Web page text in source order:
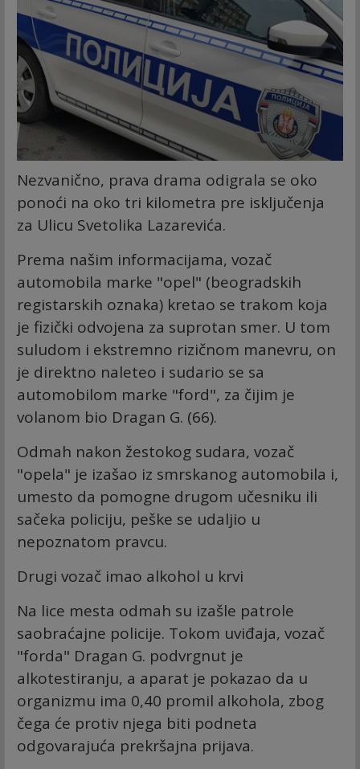
Nezvanično, prava drama odigrala se oko
ponoći na oko tri kilometra pre isključenja
za Ulicu Svetolika Lazarevića.
Prema našim informacijama, vozač
automobila marke "opel" (beogradskih
registarskih oznaka) kretao se trakom koja
je fizički odvojena za suprotan smer. U tom
suludom i ekstremno rizičnom manevru, on
je direktno naleteo i sudario se sa
automobilom marke "ford", za čijim je
volanom bio Dragan G. (66).
Odmah nakon žestokog sudara, vozač
"opela" je izašao iz smrskanog automobila i,
umesto da pomogne drugom učesniku ili
sačeka policiju, peške se udaljio u
nepoznatom pravcu.
Drugi vozač imao alkohol u krvi
Na lice mesta odmah su izašle patrole
saobraćajne policije. Tokom uviđaja, vozač
"forda" Dragan G. podvrgnut je
alkotestiranju, a aparat je pokazao da u
organizmu ima 0,40 promil alkohola, zbog
čega će protiv njega biti podneta
odgovarajuća prekršajna prijava.